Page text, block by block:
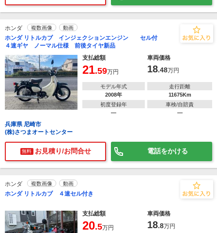
ホンダ 複数画像 動画
ホンダ リトルカブ インジェクションエンジン セル付
４速ギヤ ノーマル仕様 前後タイヤ新品
支払総額
車両価格
21.59万円 18.48万円
モデル年式
2008年
走行距離
11675Km
初度登録年
―
車検/自賠責
―
兵庫県 尼崎市
(株)さつまオートセンター
無料 お見積り/お問合せ 電話をかける
ホンダ 複数画像 動画
ホンダ リトルカブ ４速セル付き
支払総額 車両価格
20.5万円 18.8万円